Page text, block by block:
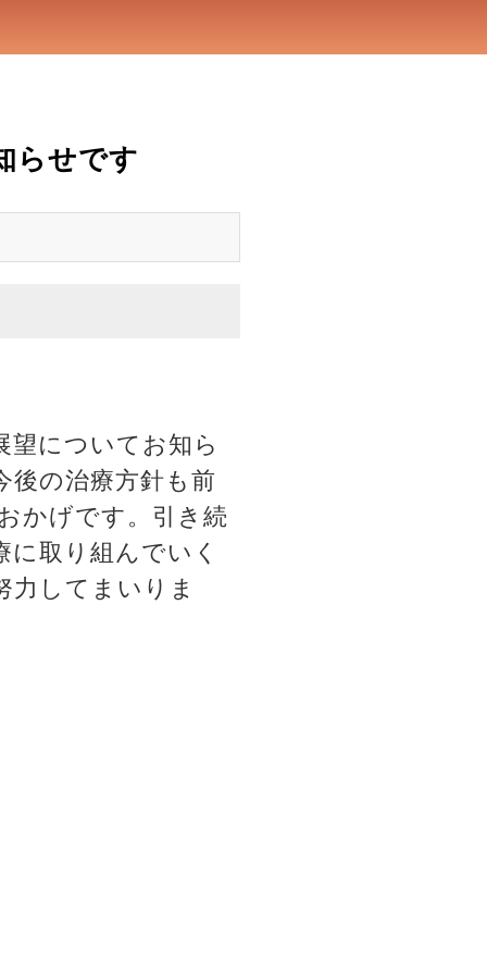
らせです
望についてお知ら
後の治療方針も前
かげです。引き続
取り組んでいく
力してまいりま